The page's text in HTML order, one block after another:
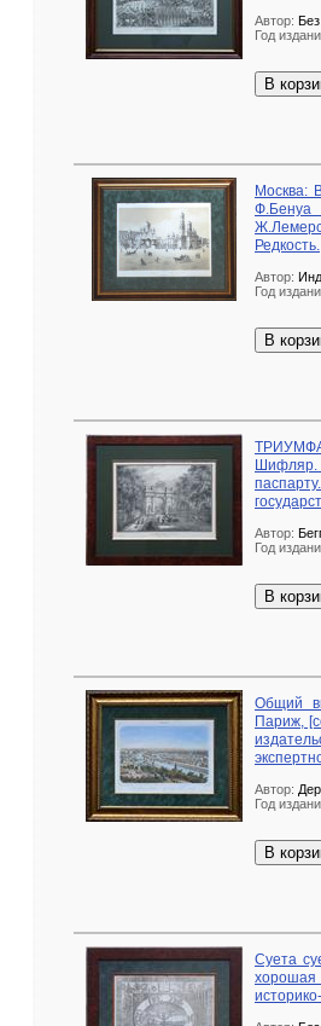
Автор: Без
Год
В
Москва:
Ф.Бенуа
Редкость.
Автор:
Год
В
Шифляр.
Автор:
Год
В
Общий
Париж,
Автор:
Год
В
Суета